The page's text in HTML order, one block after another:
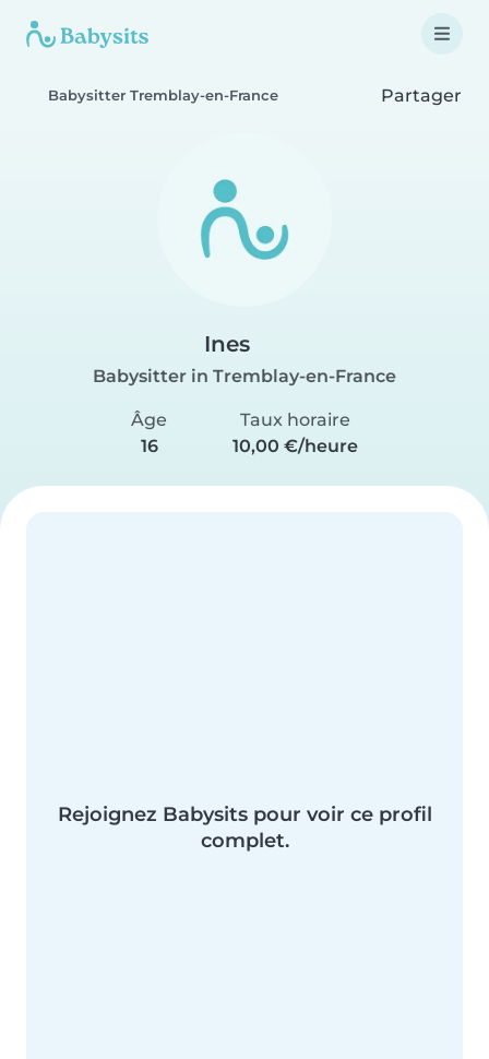
Babysitter Tremblay-en-France Partager
Ines
Babysitter in Tremblay-en-France
Âge
16
Taux horaire
10,00 €/heure
Rejoignez Babysits pour voir ce profil
complet.